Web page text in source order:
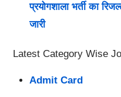
प्रयोगशाला भर्ती का
जारी
Latest Category Wise
Admit Card